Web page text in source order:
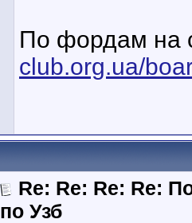
По фордам на
club.org.ua/
Re: Re: Re: Re:
по Узб